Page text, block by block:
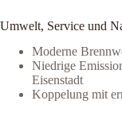
Umwelt, Service und
Moderne
Niedrige
Eisenstadt
Koppelung mit